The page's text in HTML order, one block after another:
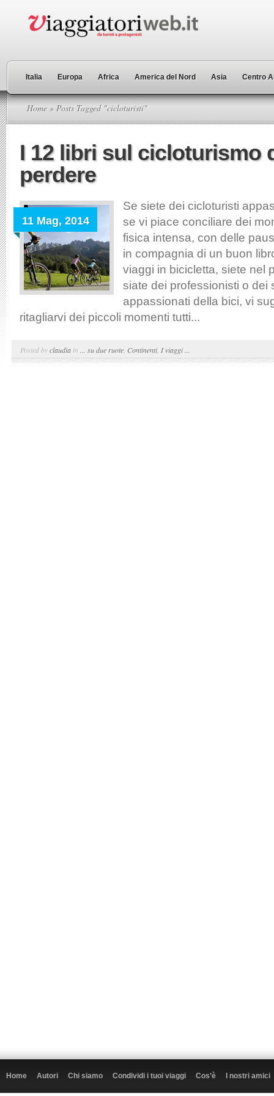
Italia Europa Africa America del Nord Asia Centro
Home » Posts Tagged "cicloturisti"
I 12 libri sul cicloturismo
perdere
11 Mag, 2014
Se siete dei cicloturisti
se vi piace conciliare dei
fisica intensa, con delle
in compagnia di un buon
viaggi in bicicletta, siete nel
siate dei professionisti o dei
appassionati della bici, vi
ritagliarvi dei piccoli momenti tutti...
Posted byclaudia in ... su due ruote Continenti, I viaggi ...
Home Autori Chi siamo Condividi i tuoi viaggi Cos’è I nostri amici